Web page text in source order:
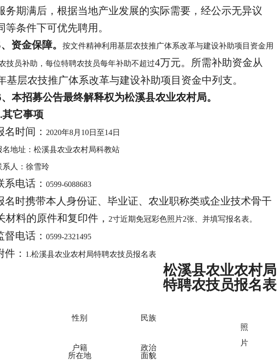
务期满后，根据当地产业发展的实际需要，经公示无异议
等条件下可优先聘用。
资金保障。
按文件精神利用基层农技推广体系改革与建设补助项目资金用
技员补助，每位特聘农技员每年补助不超过4万元。所需补助资金从
基层农技推广体系改革与建设补助项目资金中列支。
本招募公告最终解释权为松溪县农业农村局。
其它事项
名时间： 2020年8月10日至14日
名地址：松溪县农业农村局科教站
系人：徐雪玲
系电话： 0599-6088683
名时携带本人身份证、毕业证、农业职称类或企业技术骨干
材料的原件和复印件， 2寸近期免冠彩色照片2张、并填写报名表。
督电话： 0599-2321495
件： 1.松溪县农业农村局特聘农技员报名表
松溪县农业农村局
特聘农技员报名表
性别
民族
照
片
户籍
所在地
政治
面貌